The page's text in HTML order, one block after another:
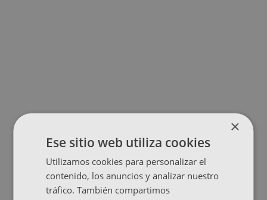
×
Ese sitio web utiliza cookies
Utilizamos cookies para personalizar el
contenido, los anuncios y analizar nuestro
tráfico. También compartimos